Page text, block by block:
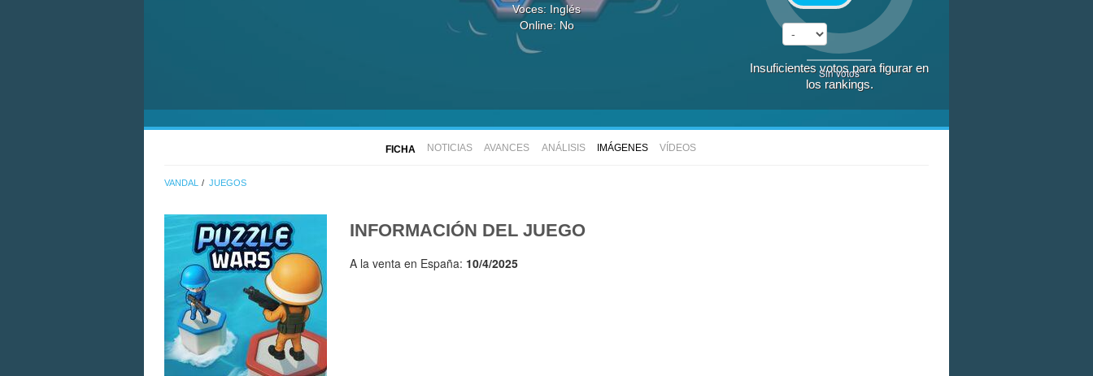
Voces: Inglés
Online: No
Sin votos
Insuficientes votos para figurar en
los rankings.
FICHA NOTICIAS AVANCES ANÁLISIS IMÁGENES VÍDEOS
VANDAL JUEGOS
INFORMACIÓN DEL JUEGO
A la venta en España: 10/4/2025